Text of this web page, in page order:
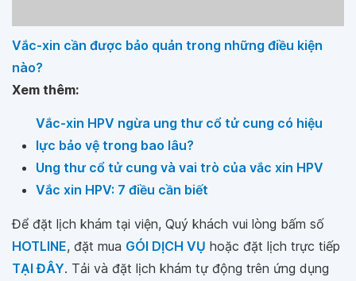
Vắc-xin cần được bảo quản trong những điều kiện
nào?
Xem thêm:
Vắc-xin HPV ngừa ung thư cổ tử cung có hiệu
lực bảo vệ trong bao lâu?
Ung thư cổ tử cung và vai trò của vắc xin HPV
Vắc xin HPV: 7 điều cần biết
Để đặt lịch khám tại viện, Quý khách vui lòng bấm số
HOTLINE, đặt mua GÓI DỊCH VỤ hoặc đặt lịch trực tiếp
TẠI ĐÂY. Tải và đặt lịch khám tự động trên ứng dụng